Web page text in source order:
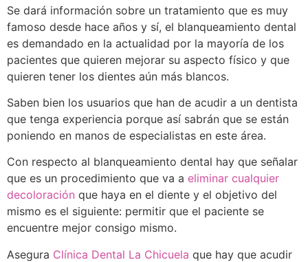
Se dará información sobre un tratamiento que es muy
famoso desde hace años y sí, el blanqueamiento dental
es demandado en la actualidad por la mayoría de los
pacientes que quieren mejorar su aspecto físico y que
quieren tener los dientes aún más blancos.
Saben bien los usuarios que han de acudir a un dentista
que tenga experiencia porque así sabrán que se están
poniendo en manos de especialistas en este área.
Con respecto al blanqueamiento dental hay que señalar
que es un procedimiento que va a eliminar cualquier
decoloración que haya en el diente y el objetivo del
mismo es el siguiente: permitir que el paciente se
encuentre mejor consigo mismo.
Asegura Clínica Dental La Chicuela que hay que acudir